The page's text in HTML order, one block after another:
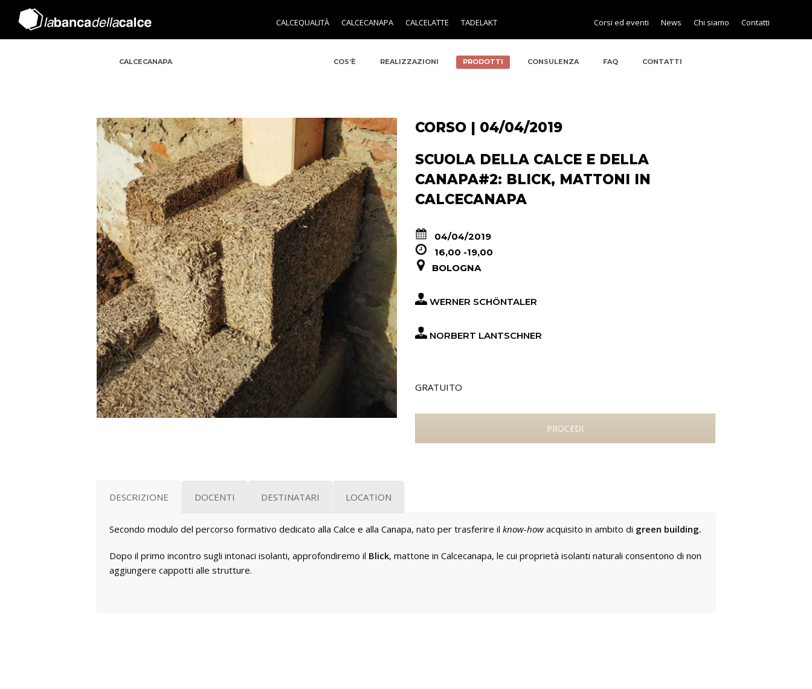
CALCEQUALITÀ CALCECANAPA CALCELATTE TADELAKT Corsi ed eventi News Chi siamo Contatti
CALCECANAPA COS’È REALIZZAZIONI PRODOTTI CONSULENZA FAQ CONTATTI
CORSO | 04/04/2019
SCUOLA DELLA CALCE E DELLA
CANAPA#2: BLICK, MATTONI IN
CALCECANAPA
04/04/2019
16,00 -19,00
BOLOGNA
WERNER SCHÖNTALER
NORBERT LANTSCHNER
GRATUITO
PROCEDI
DESCRIZIONE DOCENTI DESTINATARI LOCATION
Secondo modulo del percorso formativo dedicato alla Calce e alla Canapa, nato per trasferire il know-how acquisito in ambito di green building.
Dopo il primo incontro sugli intonaci isolanti, approfondiremo il Blick, mattone in Calcecanapa, le cui proprietà isolanti naturali consentono di non
aggiungere cappotti alle strutture.